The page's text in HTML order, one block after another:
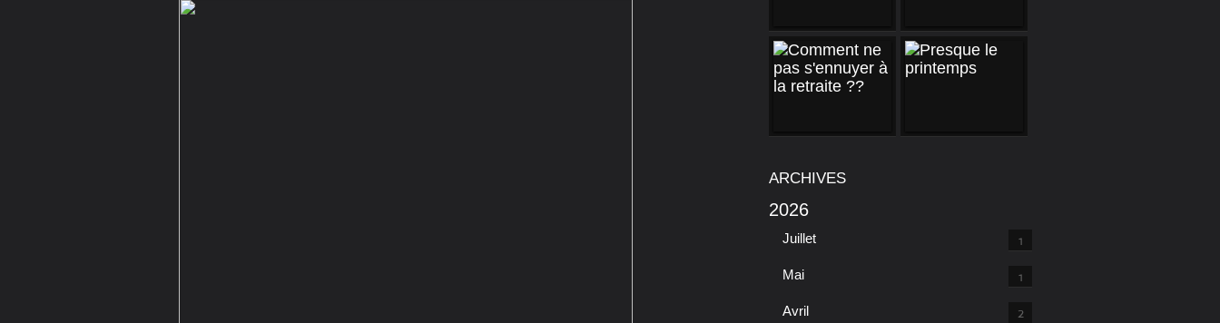
ARCHIVES
2026
Juillet 1
Mai 1
Avril 2